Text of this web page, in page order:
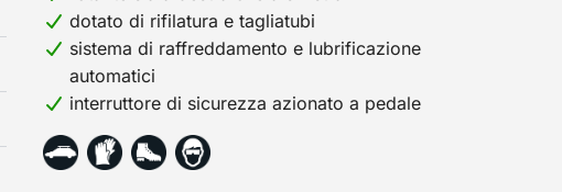
dotato di rifilatura e tagliatubi
sistema di raffreddamento e lubrificazione
automatici
interruttore di sicurezza azionato a pedale